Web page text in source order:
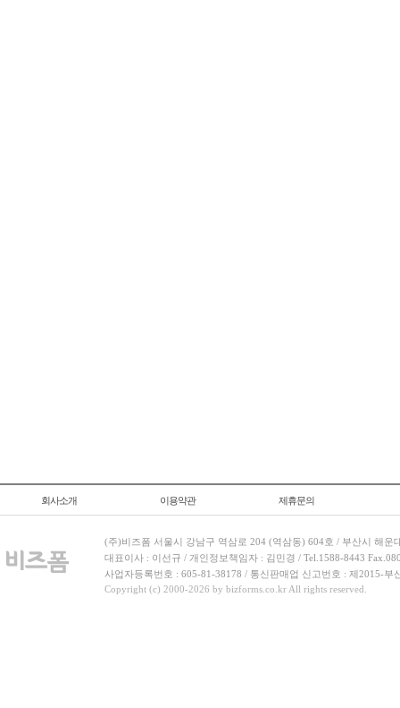
회사소개 이용약관 제휴문의
(주)비즈폼 서울시 강남구 역삼로 204 (역삼동) 604호 / 부산시 해운
대표이사 : 이선규 / 개인정보책임자 : 김민경 / Tel.1588-8443
사업자등록번호 : 605-81-38178 / 통신판매업 신고번호 : 제2015-부
Copyright (c) 2000-2026 by bizforms.co.kr All rights reserved.